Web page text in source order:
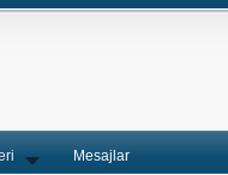
Mesajlar